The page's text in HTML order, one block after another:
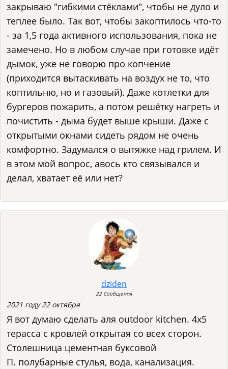
закрываю "гибкими стёклами", чтобы не дуло и
теплее было. Так вот, чтобы закоптилось что-то
- за 1,5 года активного использования, пока не
замечено. Но в любом случае при готовке идёт
дымок, уже не говорю про копчение
(приходится вытаскивать на воздух не то, что
коптильню, но и газовый). Даже котлетки для
бургеров пожарить, а потом решётку нагреть и
почистить - дыма будет выше крыши. Даже с
открытыми окнами сидеть рядом не очень
комфортно. Задумался о вытяжке над грилем. И
в этом мой вопрос, авось кто связывался и
делал, хватает её или нет?
dziden
22 Сообщения
2021 году 22 октября
Я вот думаю сделать аля outdoor kitchen. 4х5
терасса с кровлей открытая со всех сторон.
Столешница цементная буксовой
П. полубарные стулья, вода, канализация.